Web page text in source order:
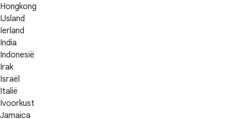
Hongkong
IJsland
Ierland
India
Indonesië
Irak
Israël
Italië
Ivoorkust
Jamaica